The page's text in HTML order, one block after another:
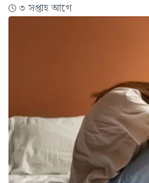
৩ সপ্তাহ আগে